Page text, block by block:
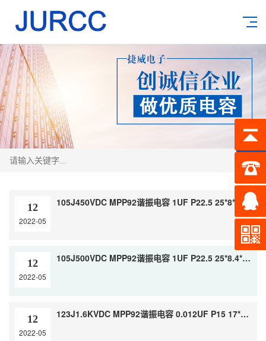
搜索
12
2022-05
105J450VDC MPP92谐振电容 1UF P22.5 25*8*17.5
12
2022-05
105J500VDC MPP92谐振电容 1UF P22.5 25*8.4*20
12
2022-05
123J1.6KVDC MPP92谐振电容 0.012UF P15 17*5*11.5